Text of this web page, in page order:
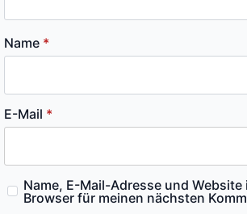
Name *
E-Mail *
Name, E-Mail-Adresse und Website
Browser für meinen nächsten